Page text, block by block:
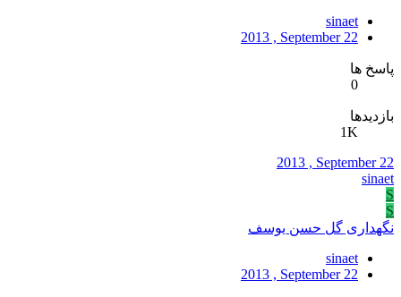
sinaet
2013 , September 22
پاسخ ها
0
بازدیدها
1K
2013 , September 22
sinaet
S
S
نگهداری گل حسن يوسف
sinaet
2013 , September 22